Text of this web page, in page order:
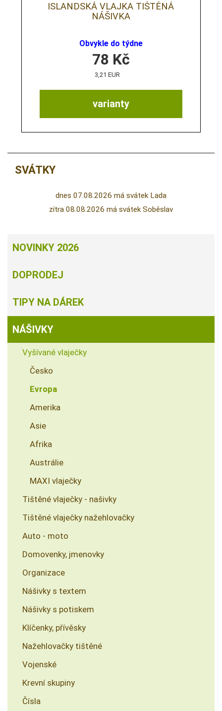
ISLANDSKÁ VLAJKA TIŠTĚNÁ
NÁŠIVKA
Obvykle do týdne
varianty
78 Kč
3,21 EUR
SVÁTKY
dnes 07.08.2026 má svátek Lada
zítra 08.08.2026 má svátek Soběslav
NOVINKY 2026
DOPRODEJ
TIPY NA DÁREK
NÁŠIVKY
Vyšívané vlaječky
Česko
Evropa
Amerika
Asie
Afrika
Austrálie
MAXI vlaječky
Tištěné vlaječky - našivky
Tištěné vlaječky nažehlovačky
Auto - moto
Domovenky, jmenovky
Organizace
Nášivky s textem
Nášivky s potiskem
Klíčenky, přívěsky
Nažehlovačky tištěné
Vojenské
Krevní skupiny
Čísla